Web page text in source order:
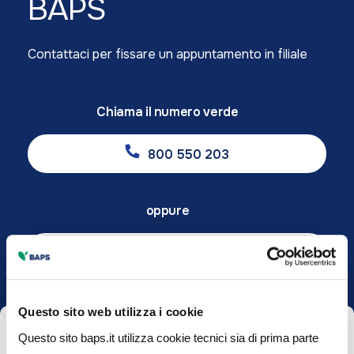
Questo sito web utilizza i cookie
Questo sito baps.it utilizza cookie tecnici sia di prima parte
BAPS
Contattaci per fissare un appuntamento in filiale
Chiama il numero verde
800 550 203
oppure
Please
Scrivi il tuo nome*